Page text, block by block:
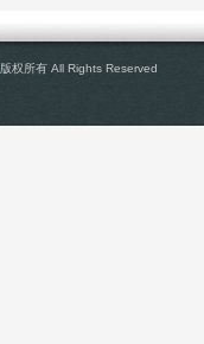
版权所有 All Rights Reserved